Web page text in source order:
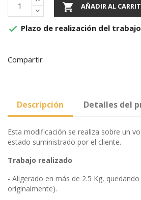
 AÑADIR AL
 Plazo de realización del
Compartir
Descripción Detalles del
Esta modificación se realiza sobre un
estado suministrado por el cliente.
Trabajo realizado
- Aligerado en más de 2.5 Kg,
originalmente).